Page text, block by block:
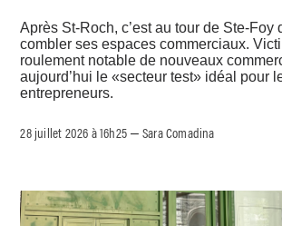
Après St-Roch, c’est au tour de Ste-Foy
combler ses espaces commerciaux.
roulement notable de nouveaux
aujourd’hui le «secteur test» idéal pour
entrepreneurs.
28 juillet 2026 à 16h25 –Sara Comadina